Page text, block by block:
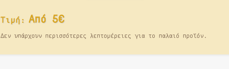
Τιμή: Από 5€
Δεν υπάρχουν περισσότερες λεπτομέρειες για το παλαιό προϊόν.